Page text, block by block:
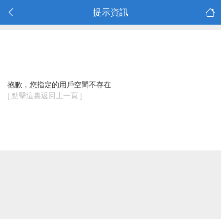
提示資訊
抱歉，您指定的用戶空間不存在
[ 點擊這裏返回上一頁 ]